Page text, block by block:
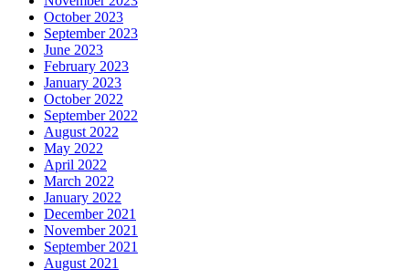
October 2023
September 2023
June 2023
February 2023
January 2023
October 2022
September 2022
August 2022
May 2022
April 2022
March 2022
January 2022
December 2021
November 2021
September 2021
August 2021